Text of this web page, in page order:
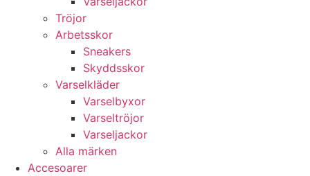
Tröjor
Arbetsskor
Sneakers
Skyddsskor
Varselkläder
Varselbyxor
Varseltröjor
Varseljackor
Alla märken
Accesoarer